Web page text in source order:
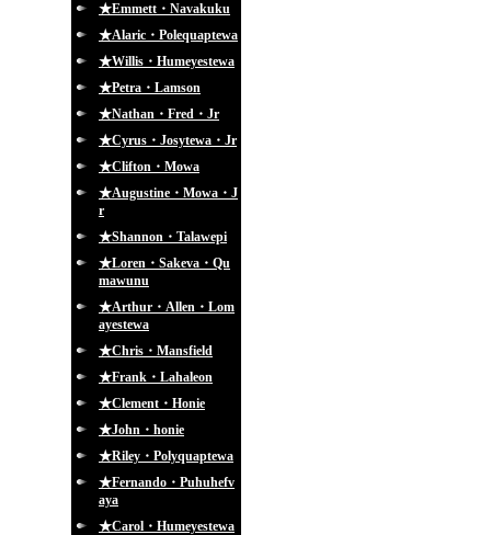
★Emmett・Navakuku
★Alaric・Polequaptewa
★Willis・Humeyestewa
★Petra・Lamson
★Nathan・Fred・Jr
★Cyrus・Josytewa・Jr
★Clifton・Mowa
★Augustine・Mowa・J
r
★Shannon・Talawepi
★Loren・Sakeva・Qu
mawunu
★Arthur・Allen・Lom
ayestewa
★Chris・Mansfield
★Frank・Lahaleon
★Clement・Honie
★John・honie
★Riley・Polyquaptewa
★Fernando・Puhuhefv
aya
★Carol・Humeyestewa